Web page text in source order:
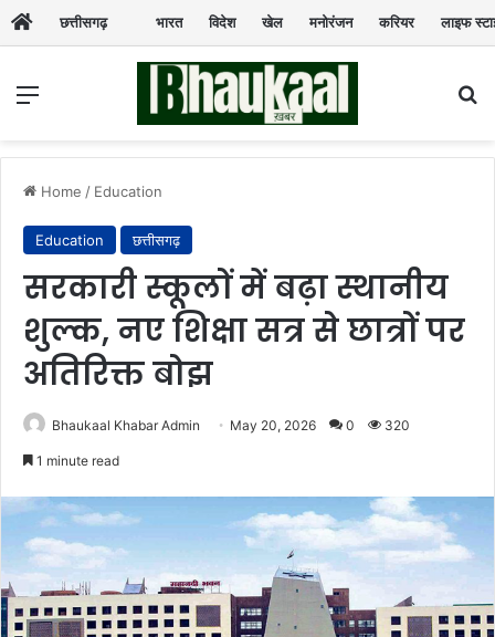
छत्तीसगढ़ भारत विदेश खेल मनोरंजन करियर लाइफ
Menu
Home / Education
Education छत्तीसगढ़
सरकारी स्कूलों में बढ़ा स्थानीय
शुल्क, नए शिक्षा सत्र से छात्रों पर
अतिरिक्त बोझ
Bhaukaal Khabar Admin May 20, 2026 0 320
1 minute read